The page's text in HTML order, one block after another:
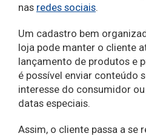
nas redes sociais.
Um cadastro bem
loja pode manter o cliente
lançamento de produtos e
é possível enviar conteúdo
interesse do consumidor
datas especiais.
Assim, o cliente passa a se